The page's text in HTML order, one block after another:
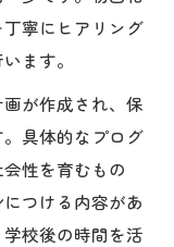
寧にヒアリング
ます。
が作成され、保
具体的なプログ
性を育むもの
つける内容があ
校後の時間を活